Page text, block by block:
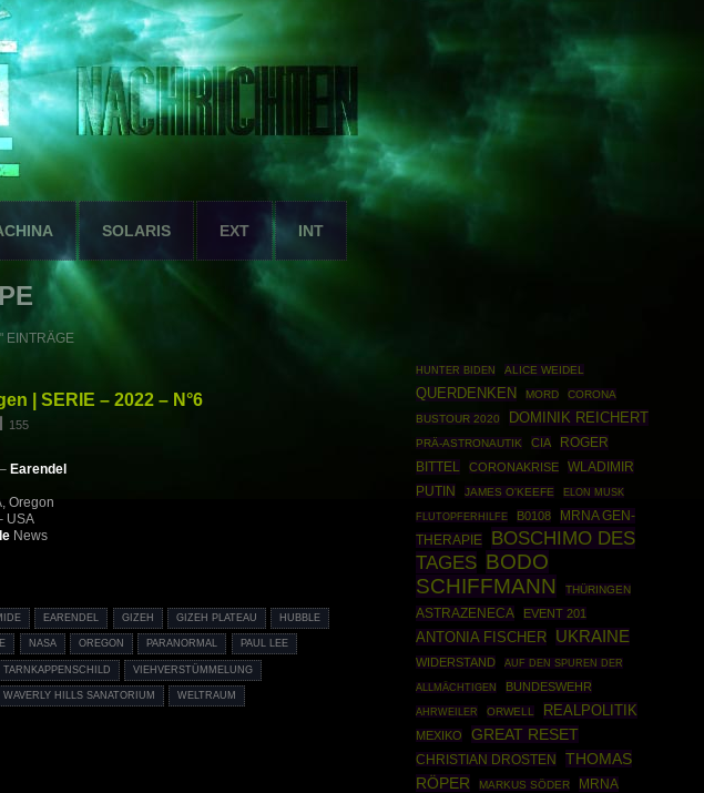
SOLARIS EXT INT
EINTRÄGE
| SERIE – 2022 – N°6
155
Earendel
Oregon
USA
News
EARENDEL GIZEH GIZEH PLATEAU HUBBLE
NASA OREGON PARANORMAL PAUL LEE
TARNKAPPENSCHILD VIEHVERSTÜMMELUNG
WAVERLY HILLS SANATORIUM WELTRAUM
HUNTER BIDEN ALICE WEIDEL
QUERDENKEN MORD
CORONA
BUSTOUR 2020
DOMINIK REICHERT
PRÄ-ASTRONAUTIK CIA
ROGER
BITTEL
CORONAKRISE
WLADIMIR
PUTIN
JAMES O'KEEFE ELON MUSK
FLUTOPFERHILFE B0108
MRNA GEN-
THERAPIE
BOSCHIMO DES
TAGES BODO
SCHIFFMANN
THÜRINGEN
ASTRAZENECA EVENT 201
ANTONIA FISCHER UKRAINE
WIDERSTAND AUF DEN SPUREN DER
ALLMÄCHTIGEN BUNDESWEHR
AHRWEILER ORWELL REALPOLITIK
MEXIKO GREAT RESET
CHRISTIAN DROSTEN
THOMAS
RÖPER
MARKUS SÖDER
MRNA